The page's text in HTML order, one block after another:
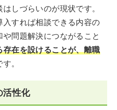
しづらいのが現状です。
入すれば相談できる内容の
問題解決につながること
存在を設けることが、離職
。
活性化